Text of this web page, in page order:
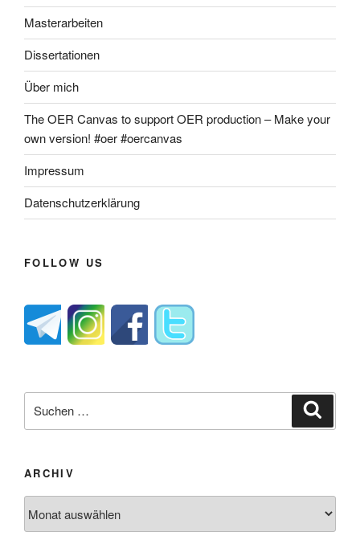
Masterarbeiten
Dissertationen
Über mich
The OER Canvas to support OER production – Make your
own version! #oer #oercanvas
Impressum
Datenschutzerklärung
FOLLOW US
nach:
ARCHIV